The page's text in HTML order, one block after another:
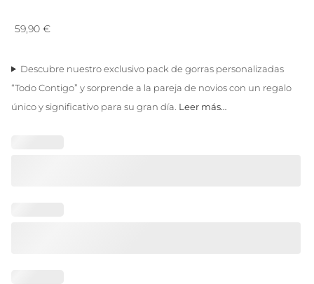
59,90 €
Descubre nuestro exclusivo pack de gorras personalizadas
“Todo Contigo” y sorprende a la pareja de novios con un regalo
único y significativo para su gran día. Leer más…